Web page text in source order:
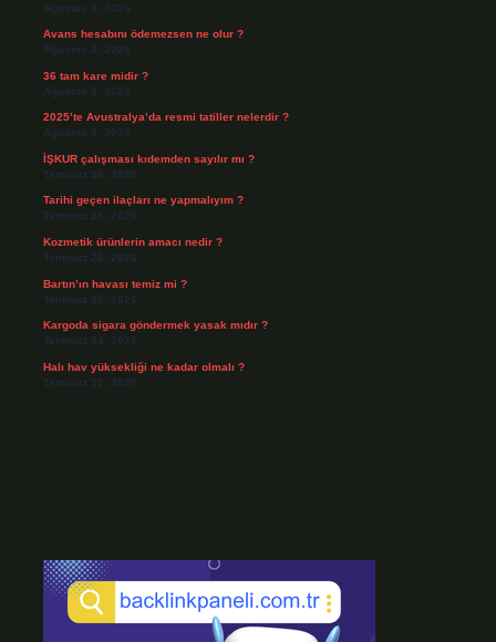
Ağustos 6, 2026
Avans hesabını ödemezsen ne olur ?
Ağustos 4, 2026
36 tam kare midir ?
Ağustos 3, 2026
2025’te Avustralya’da resmi tatiller nelerdir ?
Ağustos 3, 2026
İŞKUR çalışması kıdemden sayılır mı ?
Temmuz 30, 2026
Tarihi geçen ilaçları ne yapmalıyım ?
Temmuz 28, 2026
Kozmetik ürünlerin amacı nedir ?
Temmuz 26, 2026
Bartın’ın havası temiz mi ?
Temmuz 25, 2026
Kargoda sigara göndermek yasak mıdır ?
Temmuz 24, 2026
Halı hav yüksekliği ne kadar olmalı ?
Temmuz 22, 2026